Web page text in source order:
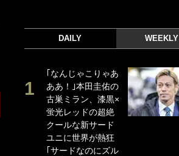
DAILY WEEKLY
｢なんじゃこりゃあ
ああ！｣本田圭佑の
古巣ミラン、漆黒×
蛍光レッドの超絶
クールな新サード
ユニに世界が熱狂
｢サードなのにズル